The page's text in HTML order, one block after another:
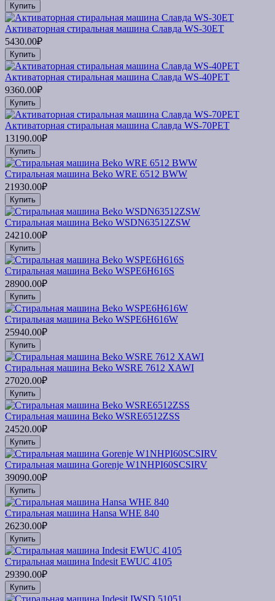
Купить
Активаторная стиральная машина Славда WS-30ET
5430.00₽
Купить
Активаторная стиральная машина Славда WS-40PET
9360.00₽
Купить
Активаторная стиральная машина Славда WS-70PET
13190.00₽
Купить
Стиральная машина Beko WRE 6512 BWW
21930.00₽
Купить
Стиральная машина Beko WSDN63512ZSW
24210.00₽
Купить
Стиральная машина Beko WSPE6H616S
28900.00₽
Купить
Стиральная машина Beko WSPE6H616W
25940.00₽
Купить
Стиральная машина Beko WSRE 7612 XAWI
27020.00₽
Купить
Стиральная машина Beko WSRE6512ZSS
24520.00₽
Купить
Стиральная машина Gorenje W1NHPI60SCSIRV
39090.00₽
Купить
Стиральная машина Hansa WHE 840
26230.00₽
Купить
Стиральная машина Indesit EWUC 4105
29390.00₽
Купить